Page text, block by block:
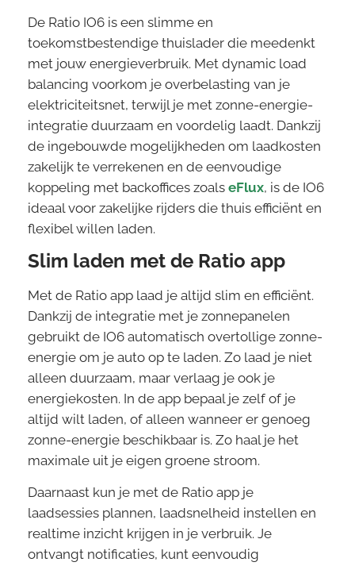
De Ratio IO6 is een slimme en
toekomstbestendige thuislader die meedenkt
met jouw energieverbruik. Met dynamic load
balancing voorkom je overbelasting van je
elektriciteitsnet, terwijl je met zonne-energie-
integratie duurzaam en voordelig laadt. Dankzij
de ingebouwde mogelijkheden om laadkosten
zakelijk te verrekenen en de eenvoudige
koppeling met backoffices zoals eFlux, is de IO6
ideaal voor zakelijke rijders die thuis efficiënt en
flexibel willen laden.
Slim laden met de Ratio app
Met de Ratio app laad je altijd slim en efficiënt.
Dankzij de integratie met je zonnepanelen
gebruikt de IO6 automatisch overtollige zonne-
energie om je auto op te laden. Zo laad je niet
alleen duurzaam, maar verlaag je ook je
energiekosten. In de app bepaal je zelf of je
altijd wilt laden, of alleen wanneer er genoeg
zonne-energie beschikbaar is. Zo haal je het
maximale uit je eigen groene stroom.
Daarnaast kun je met de Ratio app je
laadsessies plannen, laadsnelheid instellen en
realtime inzicht krijgen in je verbruik. Je
ontvangt notificaties, kunt eenvoudig